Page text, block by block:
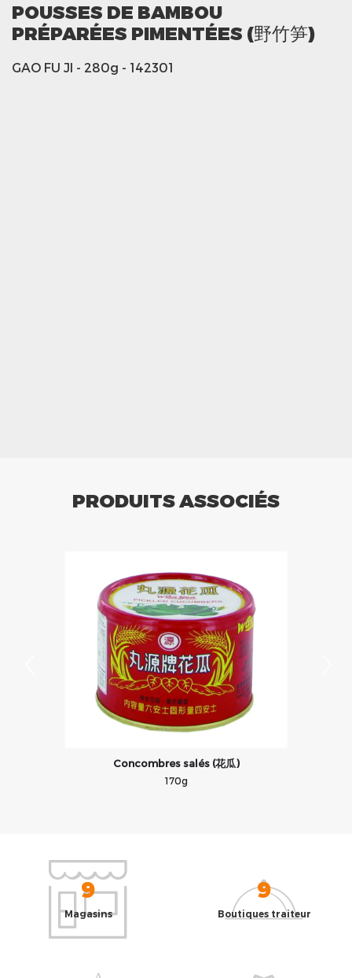
POUSSES DE BAMBOU
PRÉPARÉES PIMENTÉES (野竹笋)
GAO FU JI - 280g - 142301
PRODUITS ASSOCIÉS
Concombres salés (花瓜)
170g
9
Magasins
9
Boutiques traiteur